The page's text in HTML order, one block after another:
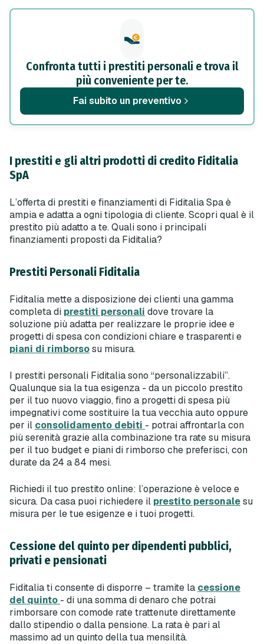
Confronta tutti i prestiti personali e trova il
più conveniente per te.
Fai subito un preventivo
I prestiti e gli altri prodotti di credito Fiditalia
SpA
L’offerta di prestiti e finanziamenti di Fiditalia Spa è
ampia e adatta a ogni tipologia di cliente. Scopri qual è il
prestito più adatto a te. Quali sono i principali
finanziamenti proposti da Fiditalia?
Prestiti Personali Fiditalia
Fiditalia mette a disposizione dei clienti una gamma
completa di prestiti personali dove trovare la
soluzione più adatta per realizzare le proprie idee e
progetti di spesa con condizioni chiare e trasparenti e
piani di rimborsosu misura.
I prestiti personali Fiditalia sono “personalizzabili”.
Qualunque sia la tua esigenza - da un piccolo prestito
per il tuo nuovo viaggio, fino a progetti di spesa più
impegnativi come sostituire la tua vecchia auto oppure
per il consolidamento debiti - potrai affrontarla con
più serenità grazie alla combinazione tra rate su misura
per il tuo budget e piani di rimborso che preferisci, con
durate da 24 a 84 mesi.
Richiedi il tuo prestito online: l’operazione è veloce e
sicura. Da casa puoi richiedere il prestito personalesu
misura per le tue esigenze e i tuoi progetti.
Cessione del quinto per dipendenti pubblici,
privati e pensionati
Fiditalia ti consente di disporre – tramite la cessione
del quinto - di una somma di denaro che potrai
rimborsare con comode rate trattenute direttamente
dallo stipendio o dalla pensione. La rata è pari al
massimo ad un quinto della tua mensilità.